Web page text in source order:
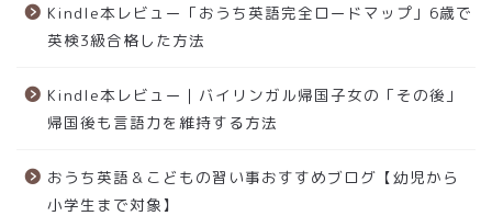
Kindle本レビュー「おうち英語完全ロードマップ」6歳で
英検3級合格した方法
Kindle本レビュー｜バイリンガル帰国子女の「その後」
帰国後も言語力を維持する方法
おうち英語＆こどもの習い事おすすめブログ【幼児から
小学生まで対象】